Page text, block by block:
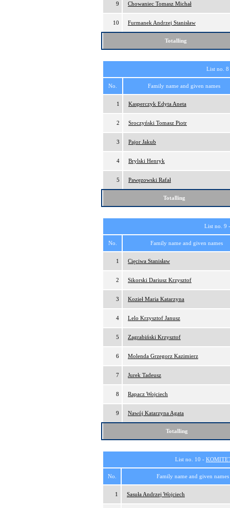
9 Chowaniec Tomasz Michał
10 Furmanek Andrzej Stanisław
Totalling
List no.
No. Family name and given names
1 Kasperczyk Edyta Aneta
2 Sroczyński Tomasz Piotr
3 Pajor Jakub
4 Brylski Henryk
5 Pawęzowski Rafał
Totalling
List no. 9
No. Family name and given names
1 Cięciwa Stanisław
2 Sikorski Dariusz Krzysztof
3 Kozieł Maria Katarzyna
4 Lelo Krzysztof Janusz
5 Zagrabiński Krzysztof
6 Molenda Grzegorz Kazimierz
7 Jurek Tadeusz
8 Rapacz Wojciech
9 Nawój Katarzyna Agata
Totalling
List no. 10 -
No. Family name and given names
1 Sasuła Andrzej Wojciech